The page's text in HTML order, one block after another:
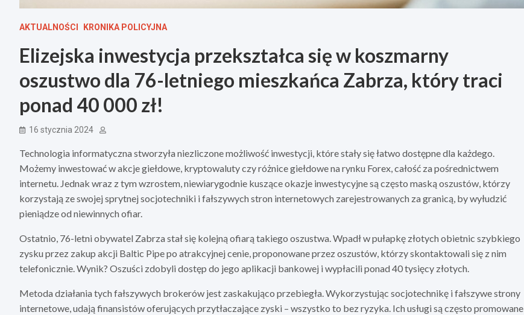
AKTUALNOŚCI KRONIKA POLICYJNA
Elizejska inwestycja przekształca się w koszmarny
oszustwo dla 76-letniego mieszkańca Zabrza, który traci
ponad 40 000 zł!
16 stycznia 2024
Technologia informatyczna stworzyła niezliczone możliwość inwestycji, które stały się łatwo dostępne dla każdego.
Możemy inwestować w akcje giełdowe, kryptowaluty czy różnice giełdowe na rynku Forex, całość za pośrednictwem
internetu. Jednak wraz z tym wzrostem, niewiarygodnie kuszące okazje inwestycyjne są często maską oszustów, którzy
korzystają ze swojej sprytnej socjotechniki i fałszywych stron internetowych zarejestrowanych za granicą, by wyłudzić
pieniądze od niewinnych ofiar.
Ostatnio, 76-letni obywatel Zabrza stał się kolejną ofiarą takiego oszustwa. Wpadł w pułapkę złotych obietnic szybkiego
zysku przez zakup akcji Baltic Pipe po atrakcyjnej cenie, proponowane przez oszustów, którzy skontaktowali się z nim
telefonicznie. Wynik? Oszuści zdobyli dostęp do jego aplikacji bankowej i wypłacili ponad 40 tysięcy złotych.
Metoda działania tych fałszywych brokerów jest zaskakująco przebiegła. Wykorzystując socjotechnikę i fałszywe strony
internetowe, udają finansistów oferujących przytłaczające zyski – wszystko to bez ryzyka. Ich usługi są często promowane